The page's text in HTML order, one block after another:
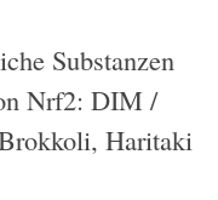
Substanzen
Nrf2: DIM /
Haritaki